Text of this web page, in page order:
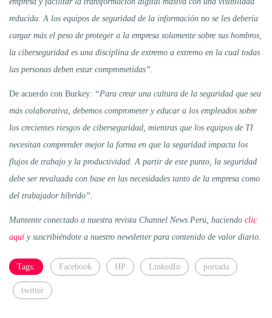
reducida. A los equipos de seguridad de la información no se les debería
cargar más el peso de proteger a la empresa solamente sobre sus hombros,
la ciberseguridad es una disciplina de extremo a extremo en la cual todas
las personas deben estar comprometidas”.
De acuerdo con Burkey: “Para crear una cultura de la seguridad que sea
más colaborativa, debemos comprometer y educar a los empleados sobre
los crecientes riesgos de ciberseguridad, mientras que los equipos de TI
necesitan comprender mejor la forma en que la seguridad impacta los
flujos de trabajo y la productividad. A partir de este punto, la seguridad
debe ser revaluada con base en las necesidades tanto de la empresa como
del trabajador híbrido”.
Mantente conectado a nuestra revista Channel News Perú, haciendo clic
aquíy suscribiéndote a nuestro newsletter para contenido de valor diario.
Tags: Facebook HP LinkedIn portada
twitter